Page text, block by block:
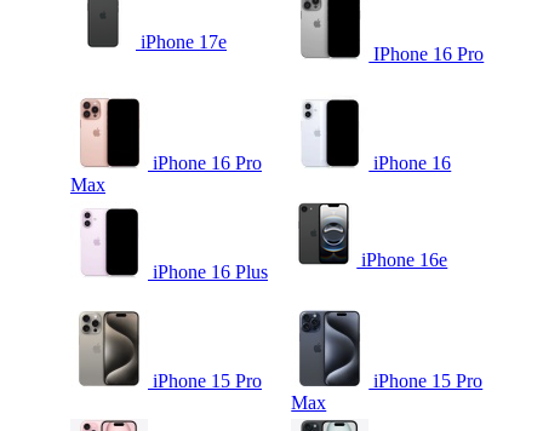
iPhone 17e
IPhone 16 Pro
iPhone 16 Pro
Max
iPhone 16
iPhone 16 Plus
iPhone 16e
iPhone 15 Pro
iPhone 15 Pro
Max